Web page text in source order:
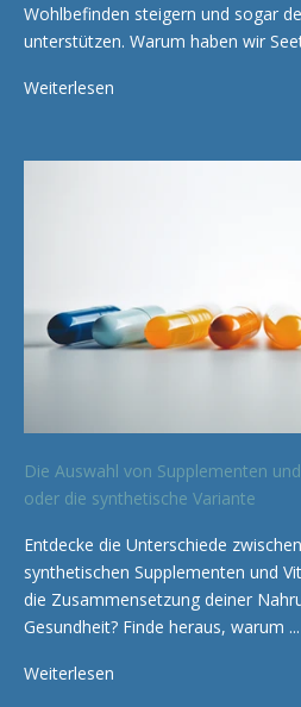
Wohlbefinden steigern und sogar
unterstützen. Warum haben wir
Weiterlesen
Die Auswahl von Supplementen
oder die synthetische Variante
Entdecke die Unterschiede
synthetischen Supplementen und
die Zusammensetzung deiner
Gesundheit? Finde heraus, warum ...
Weiterlesen